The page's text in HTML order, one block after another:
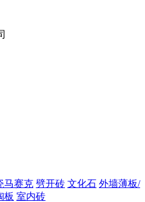
马赛克 劈开砖 文化石 外墙薄板/
板 室内砖